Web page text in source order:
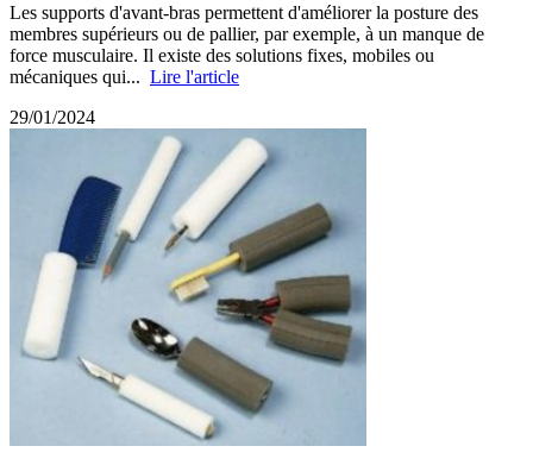
Les supports d'avant-bras permettent d'améliorer la posture des
membres supérieurs ou de pallier, par exemple, à un manque de
force musculaire. Il existe des solutions fixes, mobiles ou
mécaniques qui... Lire l'article
29/01/2024